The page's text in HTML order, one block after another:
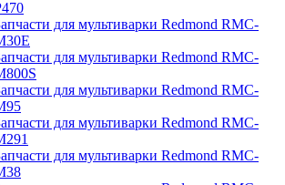
для мультиварки Redmond RMC-
для мультиварки Redmond RMC-
для мультиварки Redmond RMC-
для мультиварки Redmond RMC-
для мультиварки Redmond RMC-